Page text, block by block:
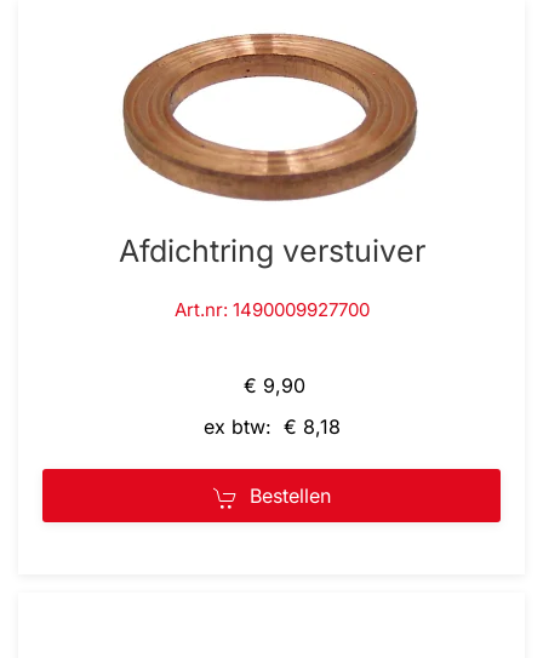
Afdichtring verstuiver
Art.nr: 1490009927700
€ 9,90
ex btw: € 8,18
Bestellen